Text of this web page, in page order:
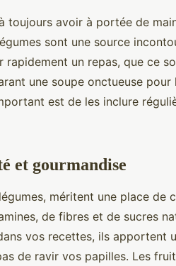
toujours avoir à portée de
sont une source
un repas, que ce
une soupe onctueuse
est de les inclure
et gourmandise
méritent une place de
de fibres et de sucres
vos recettes, ils apportent
de ravir vos papilles. Les